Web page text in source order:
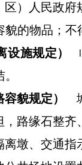
区）人民政府
貌的物品；不
设施规定）
容貌规定）
，路缘石整
离墩、交通指